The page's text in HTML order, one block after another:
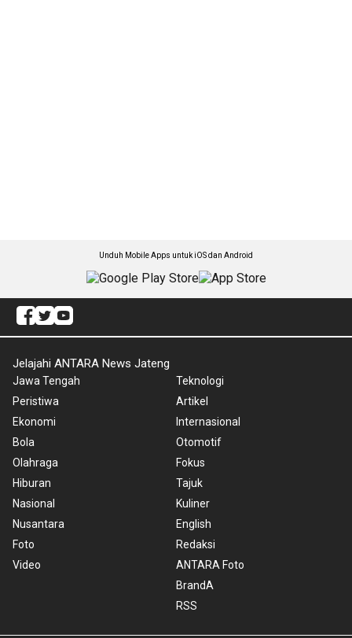
Unduh Mobile Apps untuk iOS dan Android
Jelajahi ANTARA News Jateng
Jawa Tengah
Peristiwa
Ekonomi
Bola
Olahraga
Hiburan
Nasional
Nusantara
Foto
Video
Teknologi
Artikel
Internasional
Otomotif
Fokus
Tajuk
Kuliner
English
Redaksi
ANTARA Foto
BrandA
RSS